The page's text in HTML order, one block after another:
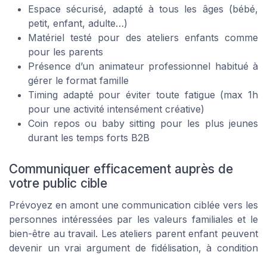
Espace sécurisé, adapté à tous les âges (bébé,
petit, enfant, adulte…)
Matériel testé pour des ateliers enfants comme
pour les parents
Présence d’un animateur professionnel habitué à
gérer le format famille
Timing adapté pour éviter toute fatigue (max 1h
pour une activité intensément créative)
Coin repos ou baby sitting pour les plus jeunes
durant les temps forts B2B
Communiquer efficacement auprès de
votre public cible
Prévoyez en amont une communication ciblée vers les
personnes intéressées par les valeurs familiales et le
bien-être au travail. Les ateliers parent enfant peuvent
devenir un vrai argument de fidélisation, à condition